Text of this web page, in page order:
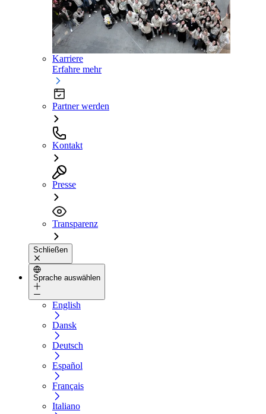
Karriere
Erfahre mehr
Partner werden
Kontakt
Presse
Transparenz
Schließen
Sprache auswählen
English
Dansk
Deutsch
Español
Français
Italiano